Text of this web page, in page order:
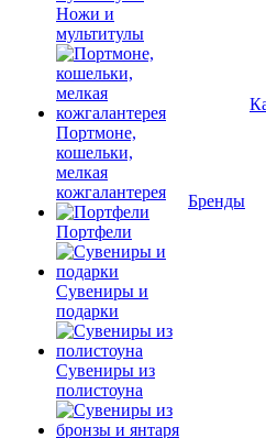
Ножи и
мультитулы
Портмоне,
кошельки,
мелкая
кожгалантерея
Портфели
Сувениры и
подарки
Сувениры из
полистоуна
Бренды